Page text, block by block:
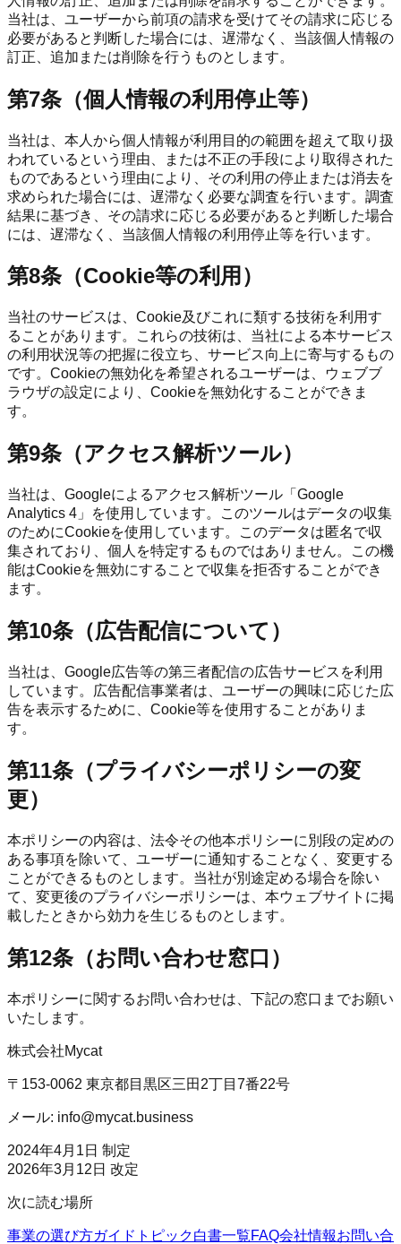
当社は、ユーザーから前項の請求を受けてその請求に応じる
必要があると判断した場合には、遅滞なく、当該個人情報の
訂正、追加または削除を行うものとします。
第7条（個人情報の利用停止等）
当社は、本人から個人情報が利用目的の範囲を超えて取り扱
われているという理由、または不正の手段により取得された
ものであるという理由により、その利用の停止または消去を
求められた場合には、遅滞なく必要な調査を行います。調査
結果に基づき、その請求に応じる必要があると判断した場合
には、遅滞なく、当該個人情報の利用停止等を行います。
第8条（Cookie等の利用）
当社のサービスは、Cookie及びこれに類する技術を利用す
ることがあります。これらの技術は、当社による本サービス
の利用状況等の把握に役立ち、サービス向上に寄与するもの
です。Cookieの無効化を希望されるユーザーは、ウェブブ
ラウザの設定により、Cookieを無効化することができま
す。
第9条（アクセス解析ツール）
当社は、Googleによるアクセス解析ツール「Google
Analytics 4」を使用しています。このツールはデータの収集
のためにCookieを使用しています。このデータは匿名で収
集されており、個人を特定するものではありません。この機
能はCookieを無効にすることで収集を拒否することができ
ます。
第10条（広告配信について）
当社は、Google広告等の第三者配信の広告サービスを利用
しています。広告配信事業者は、ユーザーの興味に応じた広
告を表示するために、Cookie等を使用することがありま
す。
第11条（プライバシーポリシーの変
更）
本ポリシーの内容は、法令その他本ポリシーに別段の定めの
ある事項を除いて、ユーザーに通知することなく、変更する
ことができるものとします。当社が別途定める場合を除い
て、変更後のプライバシーポリシーは、本ウェブサイトに掲
載したときから効力を生じるものとします。
第12条（お問い合わせ窓口）
本ポリシーに関するお問い合わせは、下記の窓口までお願い
いたします。
株式会社Mycat
〒153-0062 東京都目黒区三田2丁目7番22号
メール: info@mycat.business
2024年4月1日 制定
2026年3月12日 改定
次に読む場所
事業の選び方ガイド トピック白書一覧FAQ会社情報お問い合